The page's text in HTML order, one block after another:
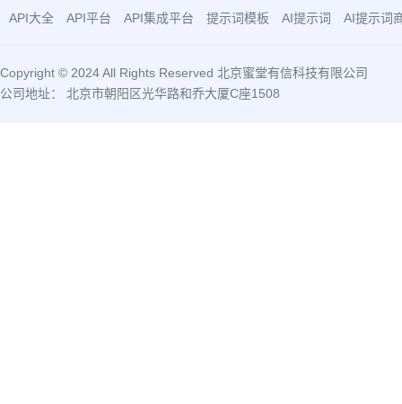
API大全 API平台 API集成平台 提示词模板 AI提示词 AI提示词
Copyright © 2024 All Rights Reserved 北京蜜堂有信科技有限公司
公司地址： 北京市朝阳区光华路和乔大厦C座1508